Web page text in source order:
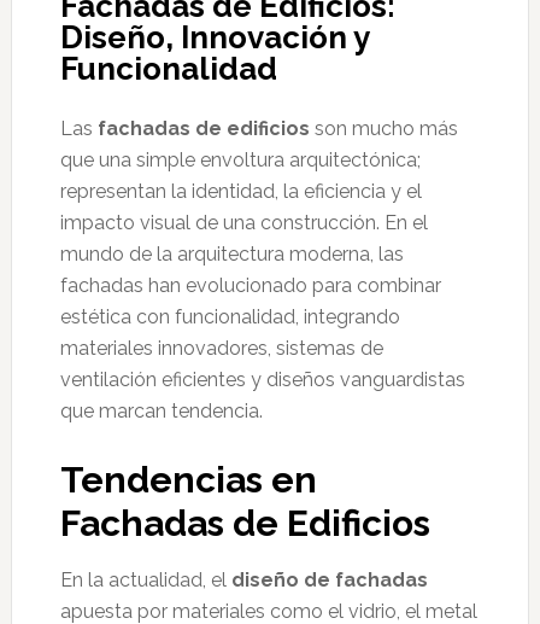
Diseño, Innovación y
Funcionalidad
Las fachadas de edificios son mucho más
que una simple envoltura arquitectónica;
representan la identidad, la eficiencia y el
impacto visual de una construcción. En el
mundo de la arquitectura moderna, las
fachadas han evolucionado para combinar
estética con funcionalidad, integrando
materiales innovadores, sistemas de
ventilación eficientes y diseños vanguardistas
que marcan tendencia.
Tendencias en
Fachadas de Edificios
En la actualidad, el diseño de fachadas
apuesta por materiales como el vidrio, el metal